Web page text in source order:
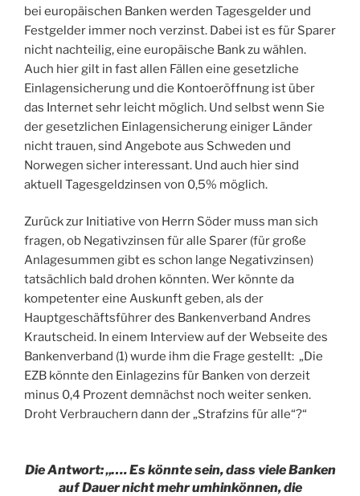
bei europäischen Banken werden Tagesgelder und
Festgelder immer noch verzinst. Dabei ist es für Sparer
nicht nachteilig, eine europäische Bank zu wählen.
Auch hier gilt in fast allen Fällen eine gesetzliche
Einlagensicherung und die Kontoeröffnung ist über
das Internet sehr leicht möglich. Und selbst wenn Sie
der gesetzlichen Einlagensicherung einiger Länder
nicht trauen, sind Angebote aus Schweden und
Norwegen sicher interessant. Und auch hier sind
aktuell Tagesgeldzinsen von 0,5% möglich.
Zurück zur Initiative von Herrn Söder muss man sich
fragen, ob Negativzinsen für alle Sparer (für große
Anlagesummen gibt es schon lange Negativzinsen)
tatsächlich bald drohen könnten. Wer könnte da
kompetenter eine Auskunft geben, als der
Hauptgeschäftsführer des Bankenverband Andres
Krautscheid. In einem Interview auf der Webseite des
Bankenverband (1) wurde ihm die Frage gestellt: „Die
EZB könnte den Einlagezins für Banken von derzeit
minus 0,4 Prozent demnächst noch weiter senken.
Droht Verbrauchern dann der „Strafzins für alle“?“
Die Antwort: „…. Es könnte sein, dass viele Banken
auf Dauer nicht mehr umhinkönnen, die